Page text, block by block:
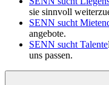
sie sinnvoll
SENN sucht
angebote.
SENN sucht Talente
uns passen.